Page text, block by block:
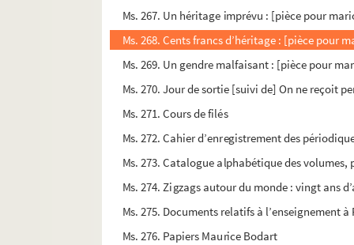
Ms. 267. Un héritage imprévu : [pièce pour
Ms. 268. Cents francs d’héritage : [pièce pour
Ms. 269. Un gendre malfaisant : [pièce pour
Ms. 270. Jour de sortie [suivi de] On ne reçoit
Ms. 271. Cours de filés
Ms. 272. Cahier d’enregistrement des
Ms. 273. Catalogue alphabétique des
Ms. 274. Zigzags autour du monde : vingt ans
Ms. 275. Documents relatifs à l’enseignement
Ms. 276. Papiers Maurice Bodart